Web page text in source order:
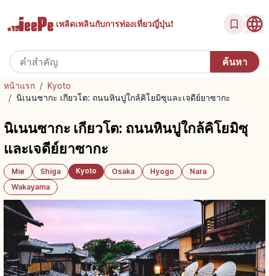
เพลิดเพลินกับการท่องเที่ยวญี่ปุ่น!
หน้าแรก / Kyoto
/ นิเนนซากะ เกียวโต: ถนนหินปูใกล้คิโยมิซุและเจดีย์ยาซากะ
นิเนนซากะ เกียวโต: ถนนหินปูใกล้คิโยมิซุ
และเจดีย์ยาซากะ
Mie Shiga Kyoto Osaka Hyogo
Nara
Wakayama